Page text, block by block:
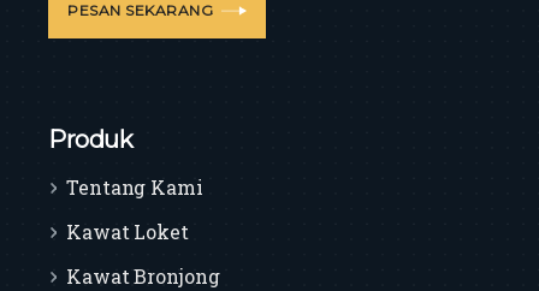
PESAN SEKARANG
Produk
Tentang Kami
Kawat Loket
Kawat Bronjong